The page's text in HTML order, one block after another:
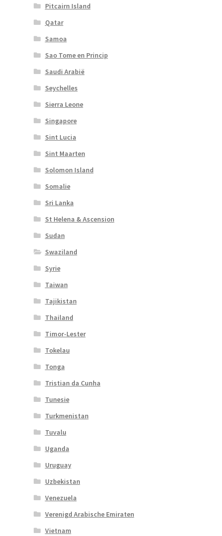
Pitcairn Island
Qatar
Samoa
Sao Tome en Princip
Saudi Arabië
Seychelles
Sierra Leone
Singapore
Sint Lucia
Sint Maarten
Solomon Island
Somalie
Sri Lanka
St Helena & Ascension
Sudan
Swaziland
Syrie
Taiwan
Tajikistan
Thailand
Timor-Lester
Tokelau
Tonga
Tristian da Cunha
Tunesie
Turkmenistan
Tuvalu
Uganda
Uruguay
Uzbekistan
Venezuela
Verenigd Arabische Emiraten
Vietnam